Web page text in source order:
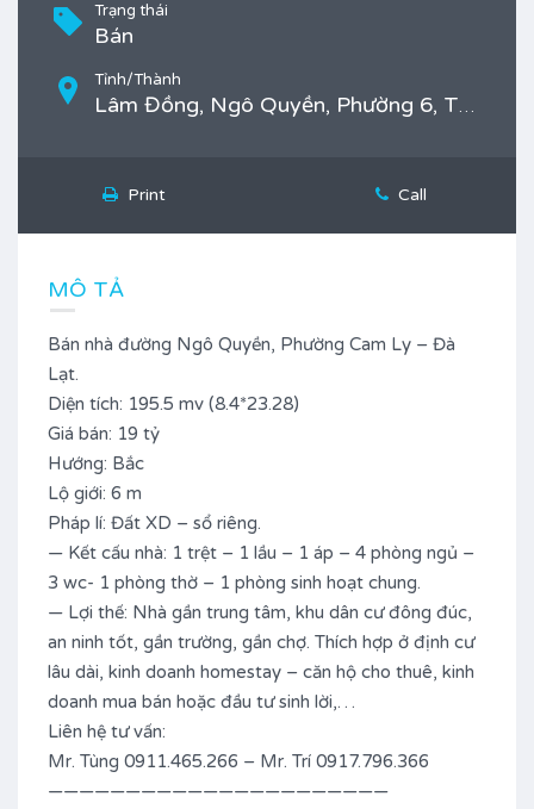
Trạng thái
Bán
Tỉnh/Thành
Lâm Đồng, Ngô Quyền, Phường 6, TP. Đà Lạt
Print Call
MÔ TẢ
Bán nhà đường Ngô Quyền, Phường Cam Ly – Đà
Lạt.
Diện tích: 195.5 mv (8.4*23.28)
Giá bán: 19 tỷ
Hướng: Bắc
Lộ giới: 6 m
Pháp lí: Đất XD – sổ riêng.
— Kết cấu nhà: 1 trệt – 1 lầu – 1 áp – 4 phòng ngủ –
3 wc- 1 phòng thờ – 1 phòng sinh hoạt chung.
— Lợi thế: Nhà gần trung tâm, khu dân cư đông đúc,
an ninh tốt, gần trường, gần chợ. Thích hợp ở định cư
lâu dài, kinh doanh homestay – căn hộ cho thuê, kinh
doanh mua bán hoặc đầu tư sinh lời,…
Liên hệ tư vấn:
Mr. Tùng 0911.465.266 – Mr. Trí 0917.796.366
——————————————————————